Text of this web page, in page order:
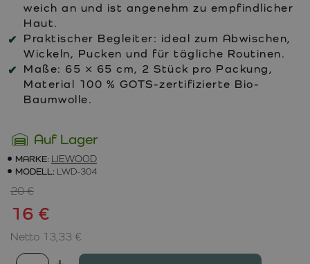
weich an und ist angenehm zu empfindlicher
Haut.
Praktischer Begleiter: ideal zum Abwischen,
Wickeln, Pucken und für tägliche Routinen.
Maße: 65 × 65 cm, 2 Stück pro Packung,
Material 100 % GOTS-zertifizierte Bio-
Baumwolle.
Auf Lager
MARKE: LIEWOOD
MODELL: LWD-304
16 €
20 €
Netto 13,33 €